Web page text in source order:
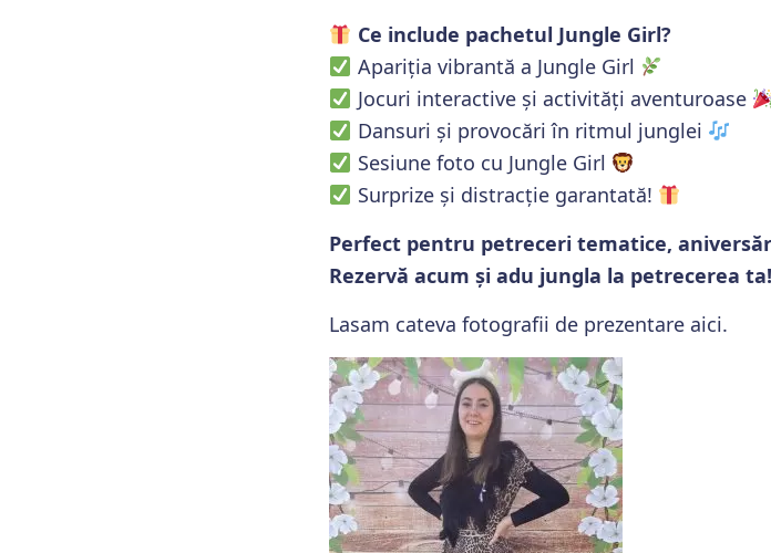
Ce include pachetul Jungle Girl?
Apariția vibrantă a Jungle Girl
Jocuri interactive și activități aventuroase
Dansuri și provocări în ritmul junglei
Sesiune foto cu Jungle Girl
Surprize și distracție garantată!
Perfect pentru petreceri tematice,
Rezervă acum și adu jungla la petrecerea ta!
Lasam cateva fotografii de prezentare aici.